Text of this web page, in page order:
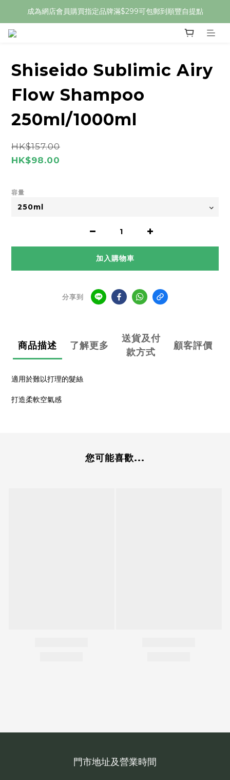
成為網店會員購買指定品牌滿$299可包郵到順豐自提點
Shiseido Sublimic Airy
Flow Shampoo
250ml/1000ml
HK$157.00
HK$98.00
容量
加入購物車
分享到
商品描述 了解更多
送貨及付
款方式
顧客評價
適用於難以打理的髮絲
打造柔軟空氣感
您可能喜歡...
門市地址及營業時間